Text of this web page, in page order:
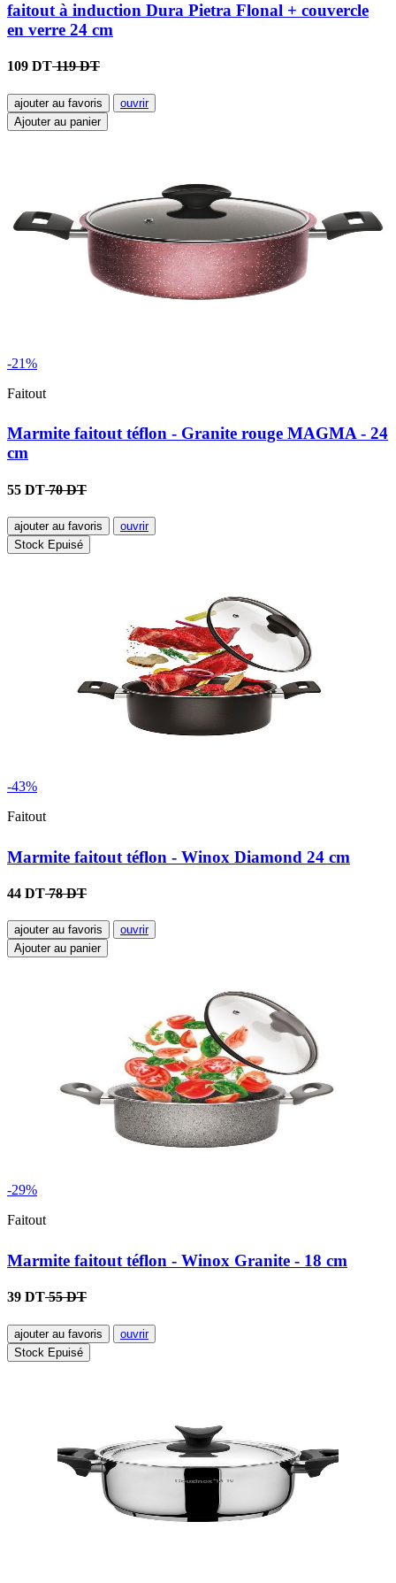
faitout à induction Dura Pietra Flonal + couvercle
en verre 24 cm
109 DT119 DT
ajouter au favoris
ouvrir
Ajouter au panier
-21%
Faitout
Marmite faitout téflon - Granite rouge MAGMA - 24
cm
55 DT70 DT
ajouter au favoris
ouvrir
Stock Epuisé
-43%
Faitout
Marmite faitout téflon - Winox Diamond 24 cm
44 DT78 DT
ajouter au favoris
ouvrir
Ajouter au panier
-29%
Faitout
Marmite faitout téflon - Winox Granite - 18 cm
39 DT55 DT
ajouter au favoris
ouvrir
Stock Epuisé